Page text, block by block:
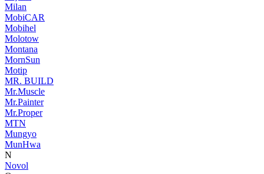
Milan
MobiCAR
Mobihel
Molotow
Montana
MornSun
Motip
MR. BUILD
Mr.Muscle
Mr.Painter
Mr.Proper
MTN
Mungyo
MunHwa
N
Novol